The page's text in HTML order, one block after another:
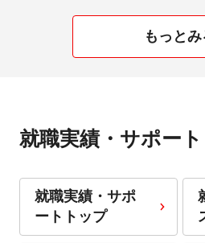
もっとみ
就職実績・サポート
就職実績・サポ
ートトップ